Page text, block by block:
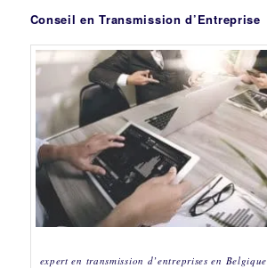
Conseil en Transmission d’Entreprise
expert en transmission d’entreprises en Belgique